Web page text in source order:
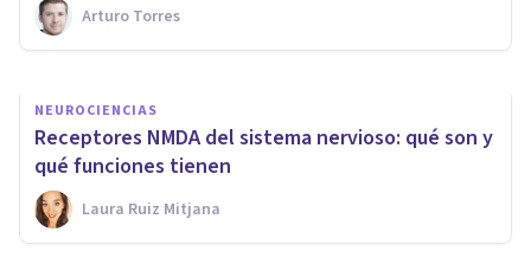
Arturo Torres
Oscar Castillero Mimenza
NEUROCIENCIAS
Receptores NMDA del sistema nervioso: qué son y
qué funciones tienen
Laura Ruiz Mitjana